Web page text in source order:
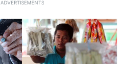
ADVERTISEMENTS